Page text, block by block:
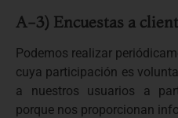
A-3) Encuestas a
Podemos realizar
cuya participación es
a nuestros usuarios a
porque nos proporcionan